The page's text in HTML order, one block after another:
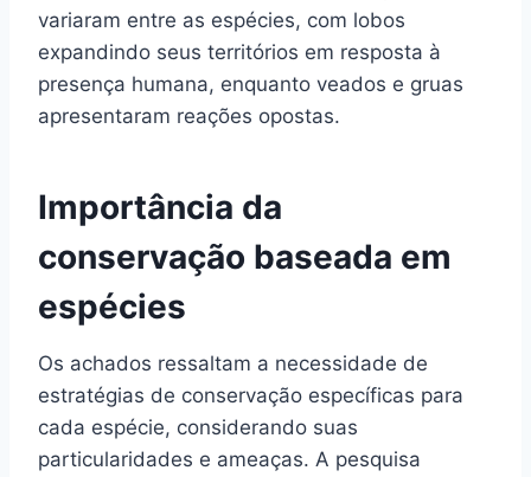
variaram entre as espécies, com lobos
expandindo seus territórios em resposta à
presença humana, enquanto veados e gruas
apresentaram reações opostas.
Importância da
conservação baseada em
espécies
Os achados ressaltam a necessidade de
estratégias de conservação específicas para
cada espécie, considerando suas
particularidades e ameaças. A pesquisa